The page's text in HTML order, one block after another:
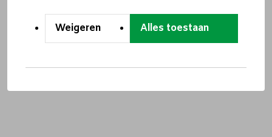
Weigeren Alles toestaan